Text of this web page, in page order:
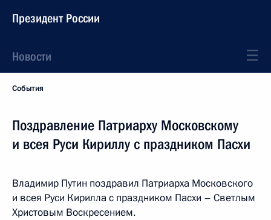
Президент России
Новости
События
Поздравление Патриарху Московскому
и всея Руси Кириллу с праздником Пасхи
Владимир Путин поздравил Патриарха Московского
и всея Руси Кирилла с праздником Пасхи – Светлым
Христовым Воскресением.